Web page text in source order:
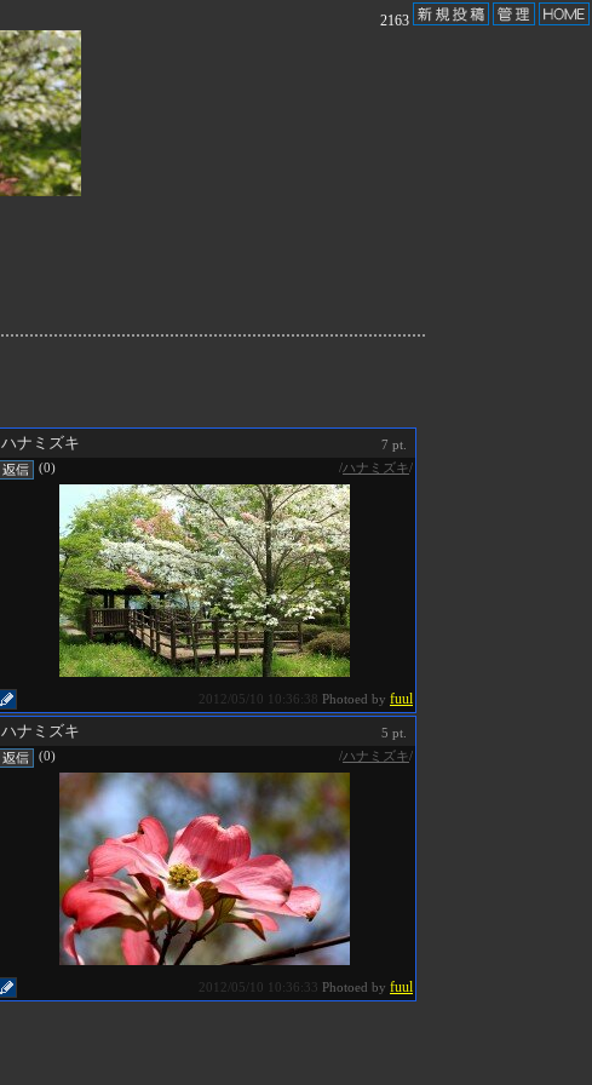
2163
ハナミズキ
7 pt.
(0)
/ハナミズキ/
2012/05/10 10:36:38 Photoed by fuul
ハナミズキ
5 pt.
(0)
/ハナミズキ/
2012/05/10 10:36:33 Photoed by fuul